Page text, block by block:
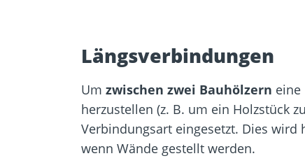
Längsverbindungen
Um zwischen zwei Bauhölzern eine
herzustellen (z. B. um ein Holzstück
Verbindungsart eingesetzt. Dies wird
wenn Wände gestellt werden.